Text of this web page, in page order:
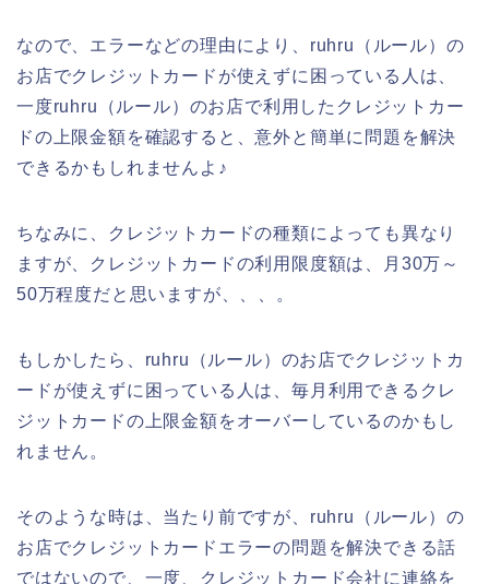
なので、エラーなどの理由により、ruhru（ルール）の
お店でクレジットカードが使えずに困っている人は、
一度ruhru（ルール）のお店で利用したクレジットカー
ドの上限金額を確認すると、意外と簡単に問題を解決
できるかもしれませんよ♪
ちなみに、クレジットカードの種類によっても異なり
ますが、クレジットカードの利用限度額は、月30万～
50万程度だと思いますが、、、。
もしかしたら、ruhru（ルール）のお店でクレジットカ
ードが使えずに困っている人は、毎月利用できるクレ
ジットカードの上限金額をオーバーしているのかもし
れません。
そのような時は、当たり前ですが、ruhru（ルール）の
お店でクレジットカードエラーの問題を解決できる話
ではないので、一度、クレジットカード会社に連絡を